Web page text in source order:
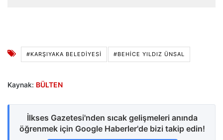
#KARŞIYAKA BELEDIYESI #BEHICE YILDIZ ÜNSAL
Kaynak: BÜLTEN
İlkses Gazetesi'nden sıcak gelişmeleri anında
öğrenmek için Google Haberler'de bizi takip edin!